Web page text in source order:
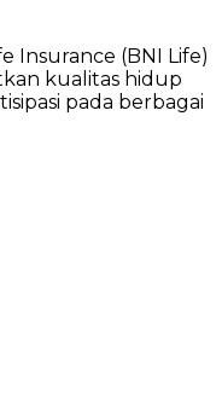
Insurance (BNI Life)
kualitas hidup
pada berbagai